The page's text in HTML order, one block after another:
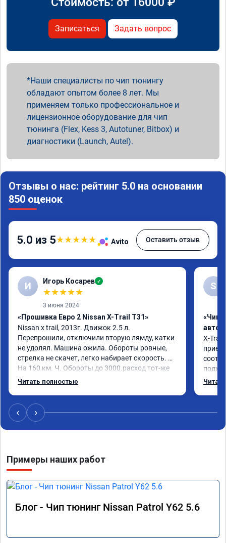
Записаться Задать вопрос
Наши специалисты по чип тюнингу
обладают опытом более 8 лет. Мы
применяем только профессиональное и
лицензионное оборудование для чип
тюнинга (Flex, Kess 3, Autotuner, Bitbox) и
диагностики (Launch, Autel).
Отзывы о нас: рейтинг 5.0 на основании
850 оценок
5.0 из 5★★★★★ Avito Оставить отзыв
И Игорь Косарев ✓
★★★★★
3 июня 2024
«Прошивка Евро 2 Nissan X-Trail T31»
Nissan x trаil, 2013г. Движок 2.5 л.
Перепрошили, отключили вторую лямду, катки
не удолял. Машина ожила. Обороты ровные,
стрелка не скачет, легко набирает скорость.
На 160 км. Ч. Обороты до 3000.расход тот-же
без изменения 12л. Услугой доволен.
Читать полностью
S
«Чип
X-Trail
‹ ›
Примеры наших работ
Блог - Чип тюнинг Nissan Patrol Y62 5.6